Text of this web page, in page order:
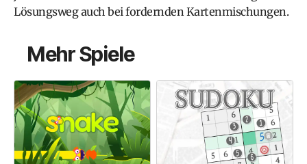
Lösungsweg auch bei fordernden Kartenmischungen.
Mehr Spiele